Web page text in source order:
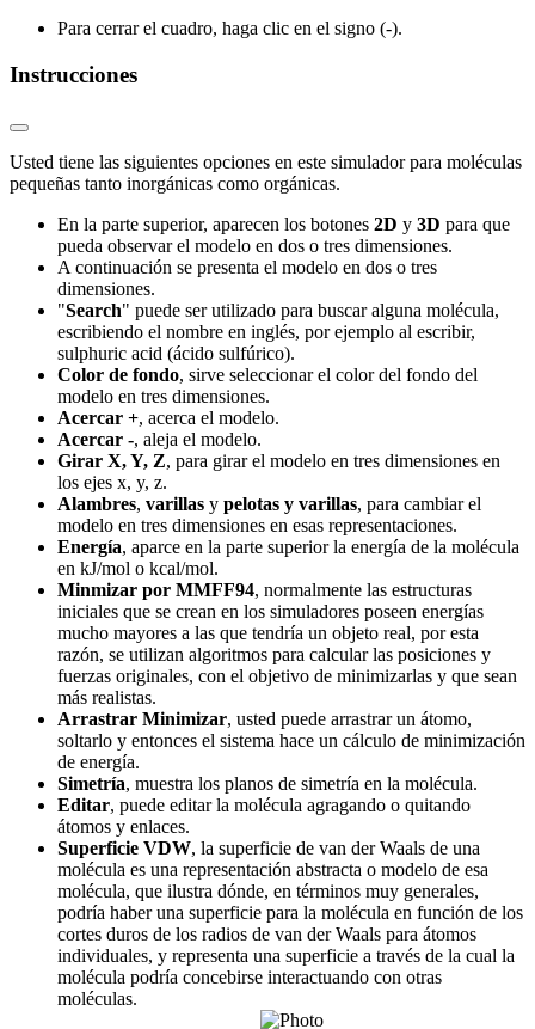
Para cerrar el cuadro, haga clic en el signo (-).
Instrucciones
Usted tiene las siguientes opciones en este simulador para moléculas
pequeñas tanto inorgánicas como orgánicas.
En la parte superior, aparecen los botones 2D y 3D para que
pueda observar el modelo en dos o tres dimensiones.
A continuación se presenta el modelo en dos o tres
dimensiones.
"Search" puede ser utilizado para buscar alguna molécula,
escribiendo el nombre en inglés, por ejemplo al escribir,
sulphuric acid (ácido sulfúrico).
Color de fondo, sirve seleccionar el color del fondo del
modelo en tres dimensiones.
Acercar +, acerca el modelo.
Acercar -, aleja el modelo.
Girar X, Y, Z, para girar el modelo en tres dimensiones en
los ejes x, y, z.
Alambres, varillas y pelotas y varillas, para cambiar el
modelo en tres dimensiones en esas representaciones.
Energía, aparce en la parte superior la energía de la molécula
en kJ/mol o kcal/mol.
Minmizar por MMFF94, normalmente las estructuras
iniciales que se crean en los simuladores poseen energías
mucho mayores a las que tendría un objeto real, por esta
razón, se utilizan algoritmos para calcular las posiciones y
fuerzas originales, con el objetivo de minimizarlas y que sean
más realistas.
Arrastrar Minimizar, usted puede arrastrar un átomo,
soltarlo y entonces el sistema hace un cálculo de minimización
de energía.
Simetría, muestra los planos de simetría en la molécula.
Editar, puede editar la molécula agragando o quitando
átomos y enlaces.
Superficie VDW, la superficie de van der Waals de una
molécula es una representación abstracta o modelo de esa
molécula, que ilustra dónde, en términos muy generales,
podría haber una superficie para la molécula en función de los
cortes duros de los radios de van der Waals para átomos
individuales, y representa una superficie a través de la cual la
molécula podría concebirse interactuando con otras
moléculas.